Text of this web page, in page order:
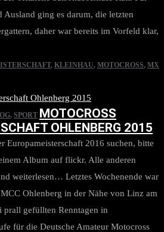
Ausland ging es darum, die letzten
daher war bereits im Vorfeld klar,
, KLEINHAU, MOTOCROSS, MX
, SPORT MOTOCROSS
OHLENBERG 2015
Europameisterschaft 2016 suchen, bitte
Album auf flickr. Alle anderen
weiterlesen… Letztes Wochenende war
Ohlenberg in der Nähe von Linz am
prall gefüllten Renntagen in
für die Deutsche Amateur Motocross